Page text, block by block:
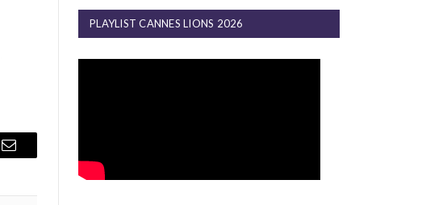
Email
PLAYLIST CANNES LIONS 2026